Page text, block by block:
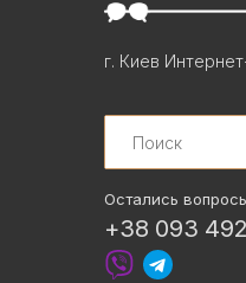
г. Киев
Search
Остались
+38 093